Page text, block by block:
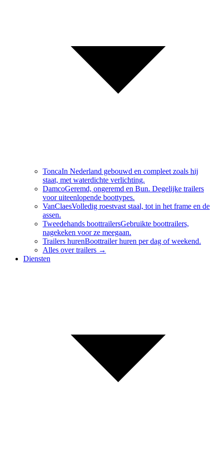
ToncaIn Nederland gebouwd en compleet zoals hij
staat, met waterdichte verlichting.
DamcoGeremd, ongeremd en Bun. Degelijke trailers
voor uiteenlopende boottypes.
VanClaesVolledig roestvast staal, tot in het frame en de
assen.
Tweedehands boottrailersGebruikte boottrailers,
nagekeken voor ze meegaan.
Trailers hurenBoottrailer huren per dag of weekend.
Alles overtrailers →
Diensten